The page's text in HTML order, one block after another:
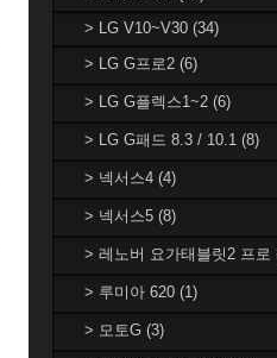
> LG V10~V30 (34)
> LG G프로2 (6)
> LG G플렉스1~2 (6)
> LG G패드 8.3 / 10.1 (8)
> 넥서스4 (4)
> 넥서스5 (8)
> 레노버 요가태블릿2 프로
> 루미아 620 (1)
> 모토G (3)